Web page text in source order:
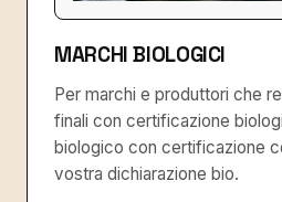
MARCHI BIOLOGICI
Per marchi e produttori che
finali con certificazione
biologico con certificazione
vostra dichiarazione bio.